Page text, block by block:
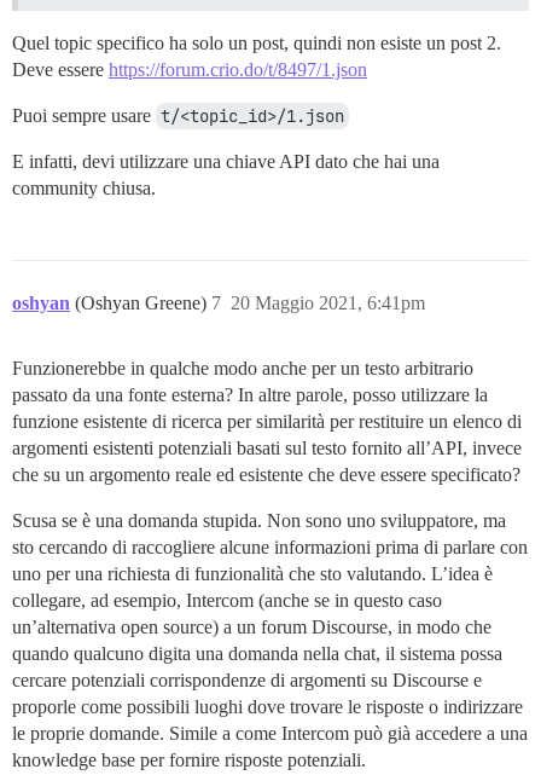
Quel topic specifico ha solo un post, quindi non esiste un post 2.
Deve essere https://forum.crio.do/t/8497/1.json
Puoi sempre usare t/<topic_id>/1.json
E infatti, devi utilizzare una chiave API dato che hai una
community chiusa.
oshyan (Oshyan Greene) 20 Maggio 2021, 6:41pm
7
Funzionerebbe in qualche modo anche per un testo arbitrario
passato da una fonte esterna? In altre parole, posso utilizzare la
funzione esistente di ricerca per similarità per restituire un elenco di
argomenti esistenti potenziali basati sul testo fornito all’API, invece
che su un argomento reale ed esistente che deve essere specificato?
Scusa se è una domanda stupida. Non sono uno sviluppatore, ma
sto cercando di raccogliere alcune informazioni prima di parlare con
uno per una richiesta di funzionalità che sto valutando. L’idea è
collegare, ad esempio, Intercom (anche se in questo caso
un’alternativa open source) a un forum Discourse, in modo che
quando qualcuno digita una domanda nella chat, il sistema possa
cercare potenziali corrispondenze di argomenti su Discourse e
proporle come possibili luoghi dove trovare le risposte o indirizzare
le proprie domande. Simile a come Intercom può già accedere a una
knowledge base per fornire risposte potenziali.